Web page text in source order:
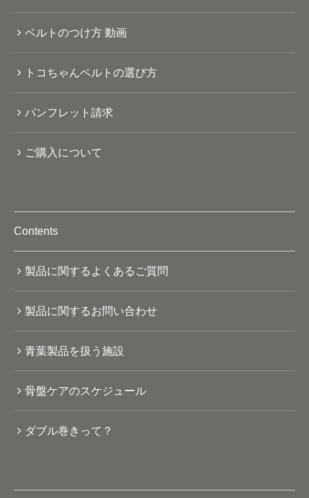
ベルトのつけ方 動画
トコちゃんベルトの選び方
パンフレット請求
ご購入について
Contents
製品に関するよくあるご質問
製品に関するお問い合わせ
青葉製品を扱う施設
骨盤ケアのスケジュール
ダブル巻きって？